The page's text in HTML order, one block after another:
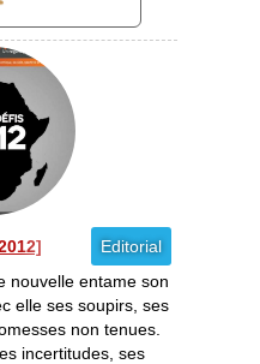
Editorial
nouvelle entame son
elle ses soupirs, ses
non tenues.
incertitudes, ses